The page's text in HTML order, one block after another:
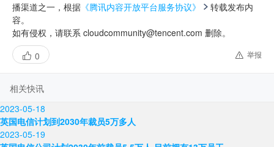
播渠道之一，根据 《腾讯内容开放平台服务协议》
转载发布内
容。
如有侵权，请联系 cloudcommunity@tencent.com 删除。
0
举报
相关快讯
2023-05-18
英国电信计划到2030年裁员5万多人
2023-05-19